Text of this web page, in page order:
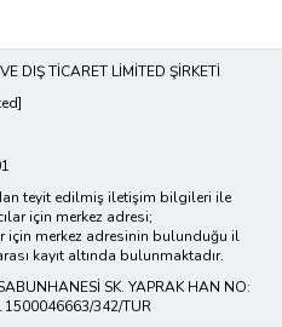
DIŞ TİCARET LİMİTED ŞİRKETİ
teyit edilmiş iletişim bilgileri ile
için merkez adresi;
için merkez adresinin bulunduğu il
kayıt altında bulunmaktadır.
SK. YAPRAK HAN NO:
1500046663/342/TUR